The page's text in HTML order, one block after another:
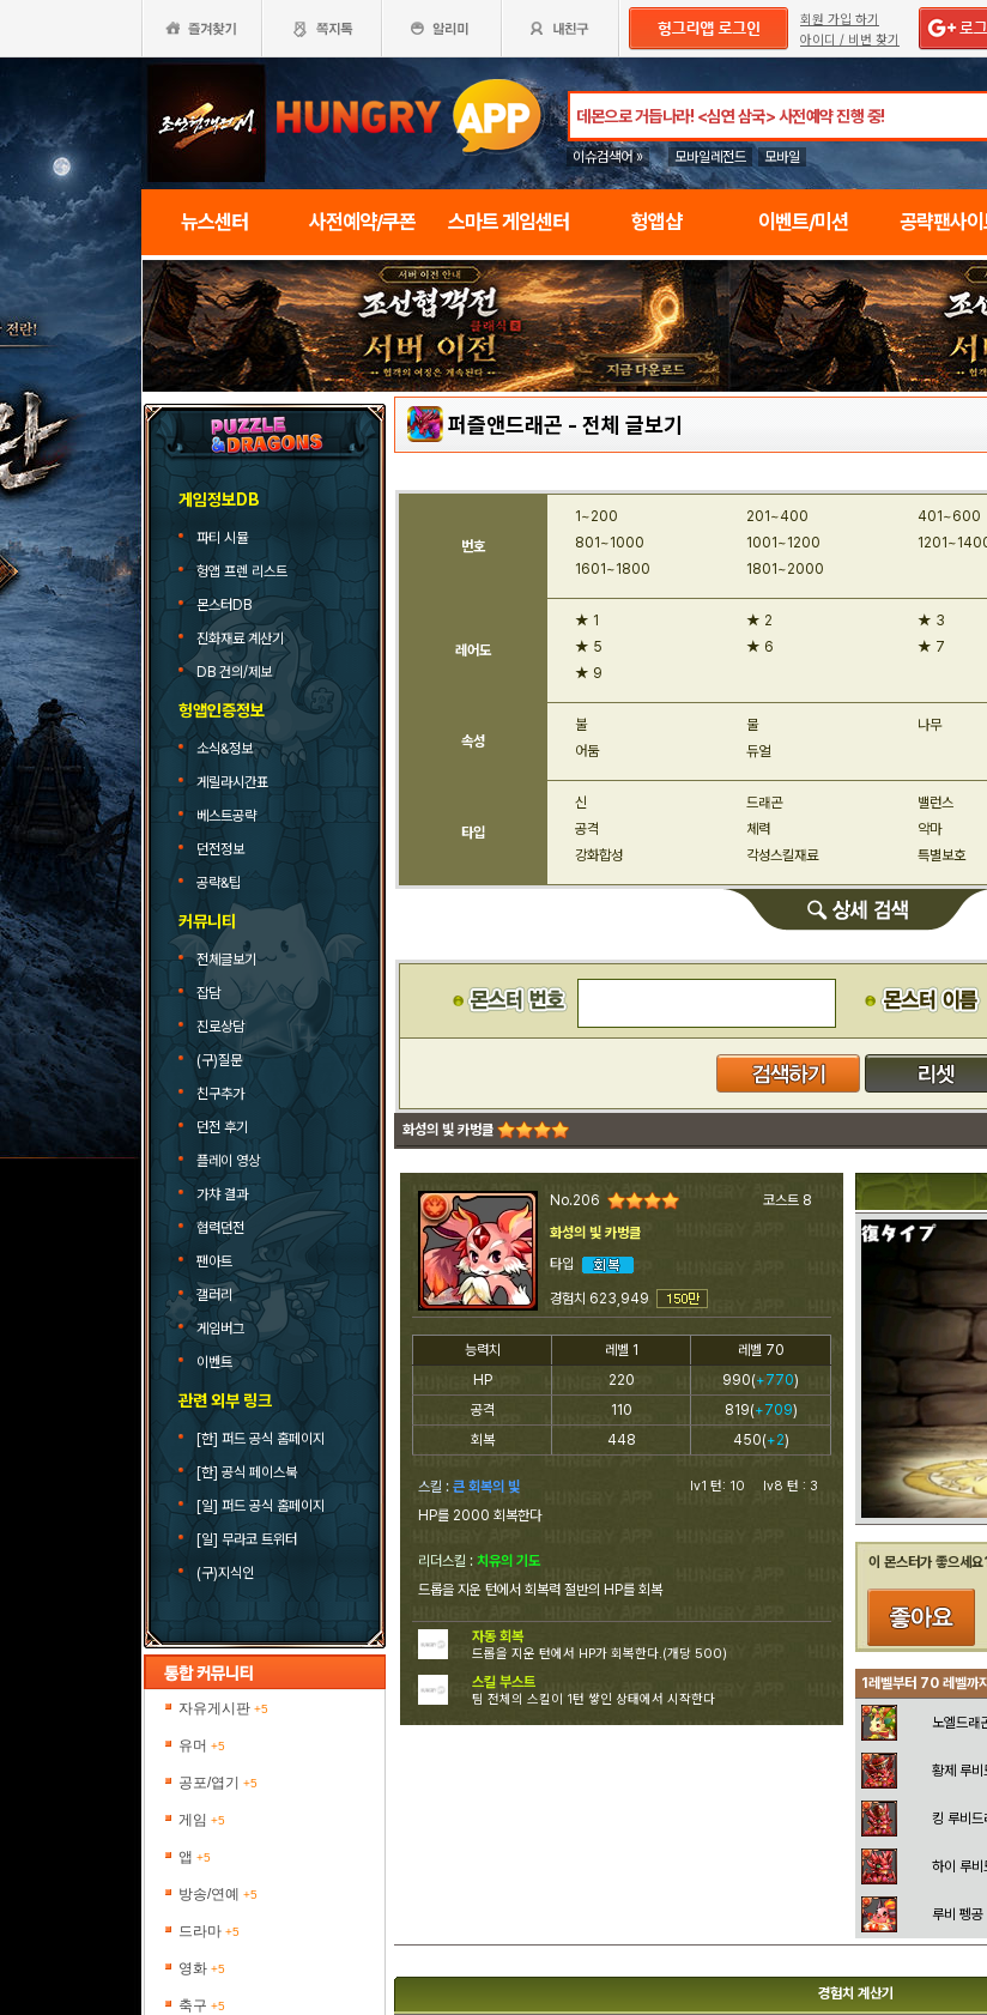
회원 가입 하기
아이디 / 비번 찾기
이슈검색어 » 모바일레전드 모바일
뉴스센터 사전예약/쿠폰 스마트 게임센터 헝앱샵 이벤트/미션 공략팬사
게임정보DB
파티 시뮬
헝앱 프렌 리스트
몬스터DB
진화재료 계산기
DB 건의/제보
헝앱인증정보
소식&정보
게릴라시간표
베스트공략
던전정보
공략&팁
커뮤니티
전체글보기
잡담
진로상담
(구)질문
친구추가
던전 후기
플레이 영상
가챠 결과
협력던전
팬아트
갤러리
게임버그
이벤트
관련 외부 링크
[한] 퍼드 공식 홈페이지
[한] 공식 페이스북
[일] 퍼드 공식 홈페이지
[일] 무라코 트위터
(구)지식인
자유게시판 +5
유머 +5
공포/엽기 +5
게임 +5
앱 +5
방송/연예 +5
드라마 +5
영화 +5
축구 +5
퍼즐앤드래곤 - 전체 글보기
번호
1~200 201~400 401~600
801~1000
1001~1200
1601~1800
1801~2000
레어도
★ 1 ★ 2 ★ 3
★ 5
★ 6 ★ 7
★ 9
속성
불 물 나무
어둠
듀얼
타입
신 드래곤 밸런스
공격
체력 악마
강화합성
각성스킬재료 특별보호
화성의 빛 카벙클
No.206
코스트 8
화성의 빛 카벙클
타입
경험치 623,949
능력치 레벨 1
레벨 70
HP
220 990(+770)
공격
110 819(+709)
회복
448 450(+2)
스킬 : 큰 회복의 빛 lv1 턴: 10 lv8 턴 : 3
HP를 2000 회복한다
리더스킬 : 치유의 기도
드롭을 지운 턴에서 회복력 절반의 HP를 회복
자동 회복
드롭을 지운 턴에서 HP가 회복한다.(개당 500)
스킬 부스트
팀 전체의 스킬이 1턴 쌓인 상태에서 시작한다
이 몬스터가 좋으세
1레벨부터 70 레벨까
노엘드래
황제 루비
킹 루비드
하이 루비
루비 펭공
경험치 계산기